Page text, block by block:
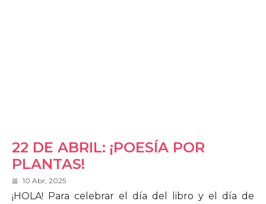
22 DE ABRIL: ¡POESÍA POR
PLANTAS!
10 Abr, 2025
¡HOLA! Para celebrar el día del libro y el día de